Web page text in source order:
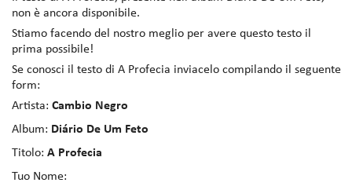
non è ancora disponibile.
Stiamo facendo del nostro meglio per avere questo testo il
prima possibile!
Se conosci il testo di A Profecia inviacelo compilando il seguente
form:
Artista: Cambio Negro
Album: Diário De Um Feto
Titolo: A Profecia
Tuo Nome: